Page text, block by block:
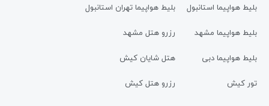
بلیط هواپیما استانبول
بلیط هواپیما مشهد
بلیط هواپیما دبی
تور کیش
بلیط هواپیما تهران استانبول
رزرو هتل مشهد
هتل شایان کیش
رزرو هتل کیش